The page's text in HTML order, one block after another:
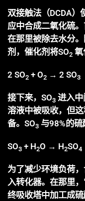
双接触法（DCDA
应中合成二氧化硫
在那里被除去水分
剂，催化剂将SO2 氧
2 SO2 + O2 → 2 SO3
接下来，SO3 进入
溶液中被吸收，但
备。SO3 与98%的硫
SO3 + H2O → H2SO4
为了减少环境负荷，
入转化器。在那里
终吸收塔中加工成